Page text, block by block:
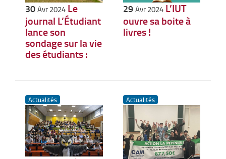
30Avr 2024 Le
journal L’Étudiant
lance son
sondage sur la vie
des étudiants :
29Avr 2024 L’IUT
ouvre sa boite à
livres !
Actualités Actualités